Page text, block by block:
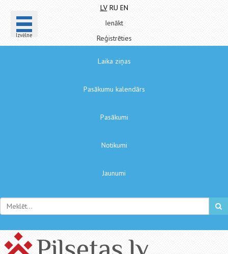
Izvēlne
LV RU EN
Ienākt
Reģistrēties
Laika ziņas
Pasākumu kalendārs
Pasākumi
Notikumi
Jaunumi